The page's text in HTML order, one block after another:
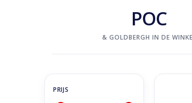
POC
& GOLDBERGH IN DE